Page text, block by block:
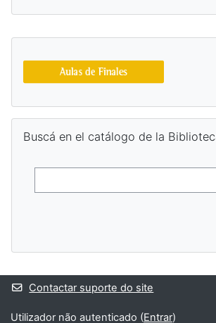
Blocos adicionais
Buscá en el catálogo de la
Contactar suporte do site
Utilizador não autenticado (Entrar)